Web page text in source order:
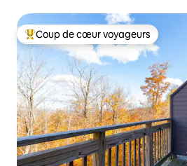
Coups de cœur voyageurs les plus
Coup de cœur voyageurs